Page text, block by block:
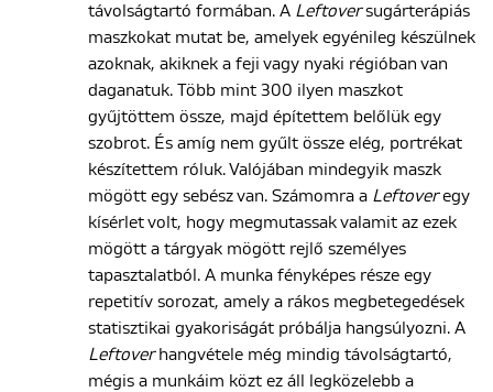
távolságtartó formában. A Leftoversugárterápiás
maszkokat mutat be, amelyek egyénileg készülnek
azoknak, akiknek a feji vagy nyaki régióban van
daganatuk. Több mint 300 ilyen maszkot
gyűjtöttem össze, majd építettem belőlük egy
szobrot. És amíg nem gyűlt össze elég, portrékat
készítettem róluk. Valójában mindegyik maszk
mögött egy sebész van. Számomra a Leftoveregy
kísérlet volt, hogy megmutassak valamit az ezek
mögött a tárgyak mögött rejlő személyes
tapasztalatból. A munka fényképes része egy
repetitív sorozat, amely a rákos megbetegedések
statisztikai gyakoriságát próbálja hangsúlyozni. A
Leftoverhangvétele még mindig távolságtartó,
mégis a munkáim közt ez áll legközelebb a